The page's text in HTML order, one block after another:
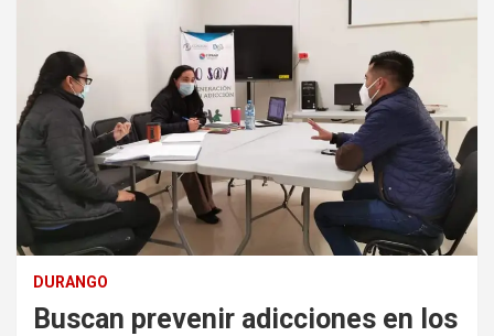
DURANGO
Buscan prevenir adicciones en los